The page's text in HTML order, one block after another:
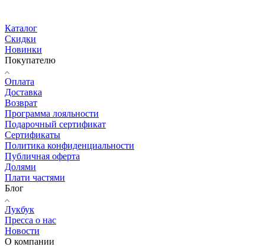
Каталог
Скидки
Новинки
Покупателю
Оплата
Доставка
Возврат
Программа лояльности
Подарочный сертификат
Сертификаты
Политика конфиденциальности
Публичная оферта
Долями
Плати частями
Блог
Лукбук
Пресса о нас
Новости
О компании